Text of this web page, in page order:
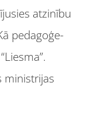
atzinību
pedagoģe-
ministrijas